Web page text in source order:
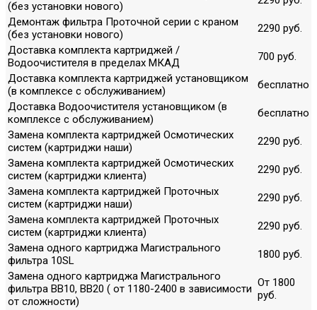
(без установки нового)
Демонтаж фильтра Проточной серии с краном
(без установки нового)
2290 руб.
Доставка комплекта картриджей /
Водоочистителя в пределах МКАД
700 руб.
Доставка комплекта картриджей установщиком
(в комплексе с обслуживанием)
бесплатно
Доставка Водоочистителя установщиком (в
комплексе с обслуживанием)
бесплатно
Замена комплекта картриджей Осмотических
систем (картриджи наши)
2290 руб.
Замена комплекта картриджей Осмотических
систем (картриджи клиента)
2290 руб.
Замена комплекта картриджей Проточных
систем (картриджи наши)
2290 руб.
Замена комплекта картриджей Проточных
систем (картриджи клиента)
2290 руб.
Замена одного картриджа Магистрального
фильтра 10SL
1800 руб.
Замена одного картриджа Магистрального
фильтра ВВ10, ВВ20 ( от 1180-2400 в зависимости
от сложности)
От 1800
руб.